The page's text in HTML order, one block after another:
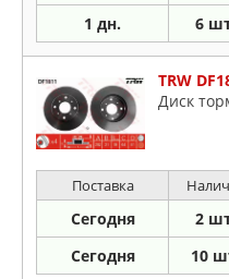
1 дн. 6
TRW
Диск
Поставка
Сегодня 2
Сегодня 10